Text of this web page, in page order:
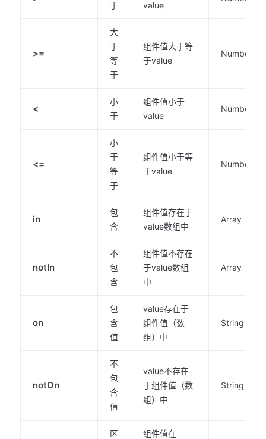
于
value
>=
大
于
等
于
组件值大于等
于value
Number
<
小
于
组件值小于
value
Number
<=
小
于
等
于
组件值小于等
于value
Number
in
包
含
组件值存在于
value数组中
Array
notIn
不
包
含
组件值不存在
于value数组
中
Array
on
包
含
值
value存在于
组件值（数
组）中
String
notOn
不
包
含
值
value不存在
于组件值（数
组）中
String
区
组件值在